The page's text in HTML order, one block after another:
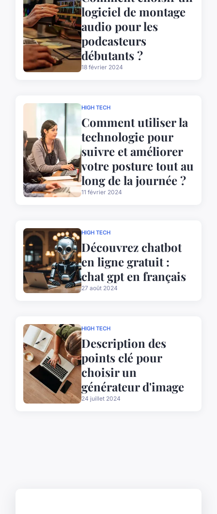
logiciel de montage
audio pour les
podcasteurs
débutants ?
18 février 2024
HIGH TECH
Comment utiliser la
technologie pour
suivre et améliorer
votre posture tout au
long de la journée ?
11 février 2024
HIGH TECH
Découvrez chatbot
en ligne gratuit :
chat gpt en français
27 août 2024
HIGH TECH
Description des
points clé pour
choisir un
générateur d'image
24 juillet 2024